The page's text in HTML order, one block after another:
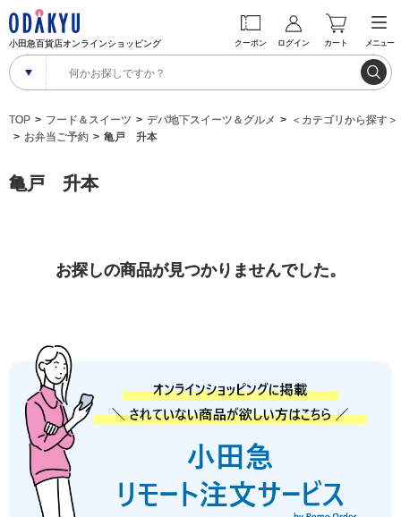
小田急百貨店オンラインショッピング クーポン ログイン カート メニュー
TOP フード＆スイーツ デパ地下スイーツ＆グルメ
＜カテゴリから探す＞
お弁当ご予約
亀戸 升本
亀戸 升本
お探しの商品が見つかりませんでした。